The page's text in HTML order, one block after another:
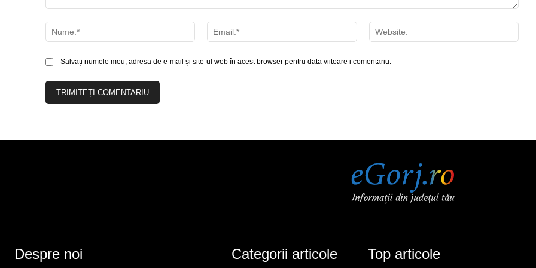
Nume:*
Email:*
Salvați numele meu, adresa de e-mail și site-ul web în acest browser pentru data viitoare i comentariu.
Despre noi Categorii articole Top articole